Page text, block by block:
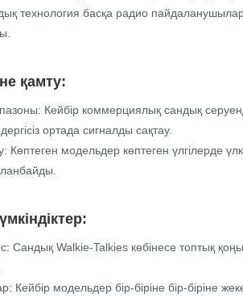
технология басқа радио
қамту:
Кейбір коммерциялық сандық
ортада сигналды сақтау.
Көптеген модельдер көптеген
Сандық Walkie-Talkies көбінесе топтық
Кейбір модельдер бір-біріне бір-біріне